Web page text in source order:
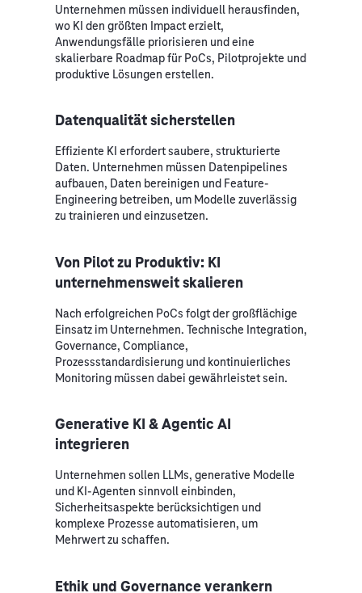
Unternehmen müssen individuell herausfinden,
wo KI den größten Impact erzielt,
Anwendungsfälle priorisieren und eine
skalierbare Roadmap für PoCs, Pilotprojekte und
produktive Lösungen erstellen.
Datenqualität sicherstellen
Effiziente KI erfordert saubere, strukturierte
Daten. Unternehmen müssen Datenpipelines
aufbauen, Daten bereinigen und Feature-
Engineering betreiben, um Modelle zuverlässig
zu trainieren und einzusetzen.
Von Pilot zu Produktiv: KI
unternehmensweit skalieren
Nach erfolgreichen PoCs folgt der großflächige
Einsatz im Unternehmen. Technische Integration,
Governance, Compliance,
Prozessstandardisierung und kontinuierliches
Monitoring müssen dabei gewährleistet sein.
Generative KI & Agentic AI
integrieren
Unternehmen sollen LLMs, generative Modelle
und KI-Agenten sinnvoll einbinden,
Sicherheitsaspekte berücksichtigen und
komplexe Prozesse automatisieren, um
Mehrwert zu schaffen.
Ethik und Governance verankern